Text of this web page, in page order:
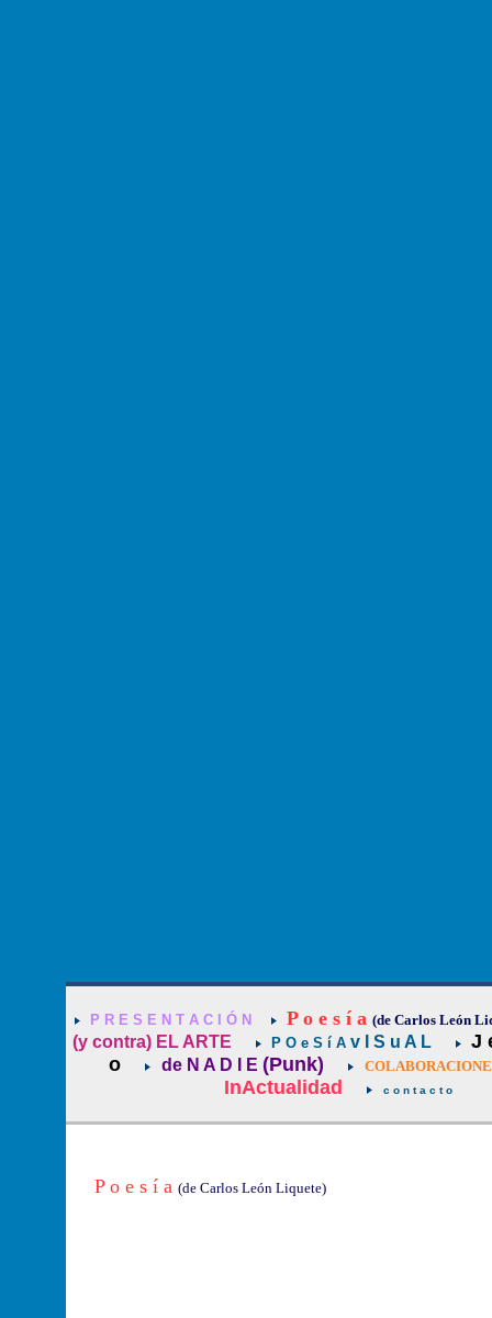
P R E S E N T A C I Ó N P o e s í a (de Carlos León
(y contra) EL ARTE P O e S í Av I S u A L
J
o
de N A D I E (Punk)
InActualidad c o n t a c t o
P o e s í a (de Carlos León Liquete)